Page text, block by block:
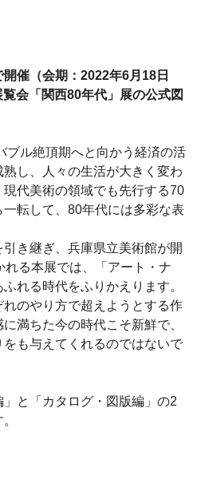
催（会期：2022年6月18日
会「関西80年代」展の公式図
ル絶頂期へと向かう経済の活
し、人々の生活が大きく変わ
代美術の領域でも先行する70
転して、80年代には多彩な表
き継ぎ、兵庫県立美術館が開
る本展では、「アート・ナ
れる時代をふりかえります。
のやり方で超えようとする作
満ちた今の時代こそ新鮮で、
も与えてくれるのではないで
」と「カタログ・図版編」の2